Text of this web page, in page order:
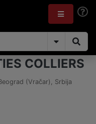
COLLIERS
(Vračar), Srbija